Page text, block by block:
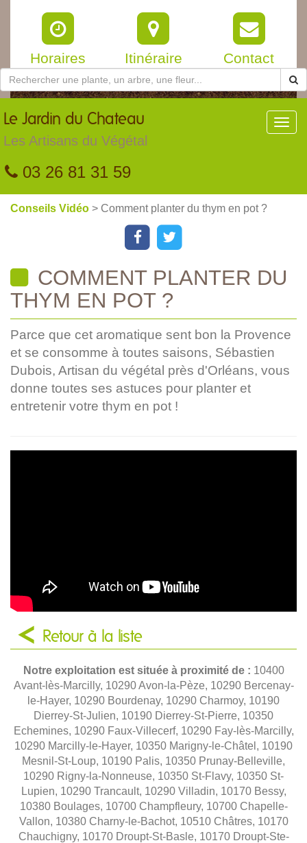
Horaires Itinéraire Contact
Le Jardin du Chateau
Les Artisans du Végétal
03 26 81 31 59
Conseils Vidéo > Comment planter du thym en pot ?
COMMENT PLANTER DU
THYM EN POT ?
Parce que cet aromatique sent bon la Provence
et se consomme à toutes saisons, Sébastien
Dubois, Artisan du végétal près d'Orléans, vous
donne toutes ses astuces pour planter et
entretenir votre thym en pot !
Retour à la liste
Notre exploitation est située à proximité de : 10400
Avant-lès-Marcilly, 10290 Avon-la-Pèze, 10290 Bercenay-
le-Hayer, 10290 Bourdenay, 10290 Charmoy, 10190
Dierrey-St-Julien, 10190 Dierrey-St-Pierre, 10350
Echemines, 10290 Faux-Villecerf, 10290 Fay-lès-Marcilly,
10290 Marcilly-le-Hayer, 10350 Marigny-le-Châtel, 10190
Mesnil-St-Loup, 10190 Palis, 10350 Prunay-Belleville,
10290 Rigny-la-Nonneuse, 10350 St-Flavy, 10350 St-
Lupien, 10290 Trancault, 10290 Villadin, 10170 Bessy,
10380 Boulages, 10700 Champfleury, 10700 Chapelle-
Vallon, 10380 Charny-le-Bachot, 10510 Châtres, 10170
Chauchigny, 10170 Droupt-St-Basle, 10170 Droupt-Ste-